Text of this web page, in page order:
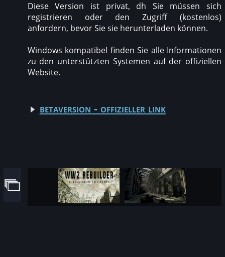
Diese Version ist privat, dh Sie müssen sich
registrieren oder den Zugriff (kostenlos)
anfordern, bevor Sie sie herunterladen können.
Windows kompatibel finden Sie alle Informationen
zu den unterstützten Systemen auf der offiziellen
Website.
betaversion - offizieller link